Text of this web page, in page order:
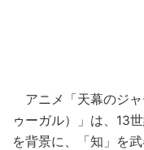
アニメ「天幕のジャ
ゥーガル）」は、13
を背景に、「知」を